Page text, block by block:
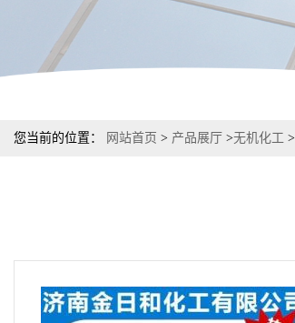
您当前的位置： 网站首页 > 产品展厅 >无机化工 >